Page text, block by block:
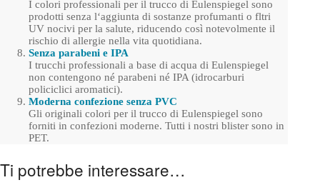
I colori professionali per il trucco di Eulenspiegel sono
prodotti senza l‘aggiunta di sostanze profumanti o fltri
UV nocivi per la salute, riducendo così notevolmente il
rischio di allergie nella vita quotidiana.
Senza parabeni e IPA
I trucchi professionali a base di acqua di Eulenspiegel
non contengono né parabeni né IPA (idrocarburi
policiclici aromatici).
Moderna confezione senza PVC
Gli originali colori per il trucco di Eulenspiegel sono
forniti in confezioni moderne. Tutti i nostri blister sono in
PET.
Ti potrebbe interessare…